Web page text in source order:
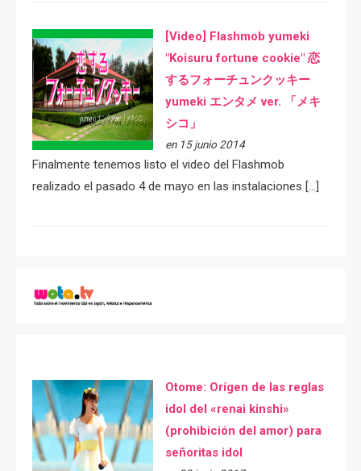
[Video] Flashmob yumeki
"Koisuru fortune cookie" 恋
するフォーチュンクッキー
yumeki エンタメ ver. 「メキ
シコ」
en 15 junio 2014
Finalmente tenemos listo el video del Flashmob
realizado el pasado 4 de mayo en las instalaciones […]
Otome: Orígen de las reglas
idol del «renai kinshi»
(prohibición del amor) para
señoritas idol